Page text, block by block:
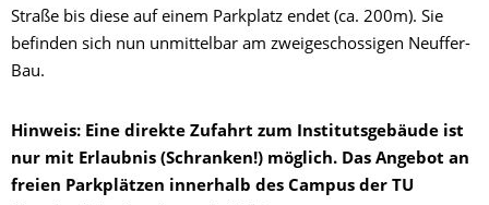
Straße bis diese auf einem Parkplatz endet (ca. 200m). Sie
befinden sich nun unmittelbar am zweigeschossigen Neuffer-
Bau.
Hinweis: Eine direkte Zufahrt zum Institutsgebäude ist
nur mit Erlaubnis (Schranken!) möglich. Das Angebot an
freien Parkplätzen innerhalb des Campus der TU